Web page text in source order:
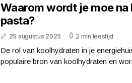
Waarom wordt je moe na
pasta?
25 augustus 2025 2 min leestijd
De rol van koolhydraten in je
populaire bron van koolhydraten en